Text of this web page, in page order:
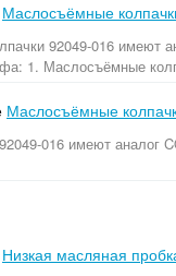
Маслосъёмные
92049-016 имеют
1. Маслосъёмные
Маслосъёмные
016 имеют
Низкая масляная